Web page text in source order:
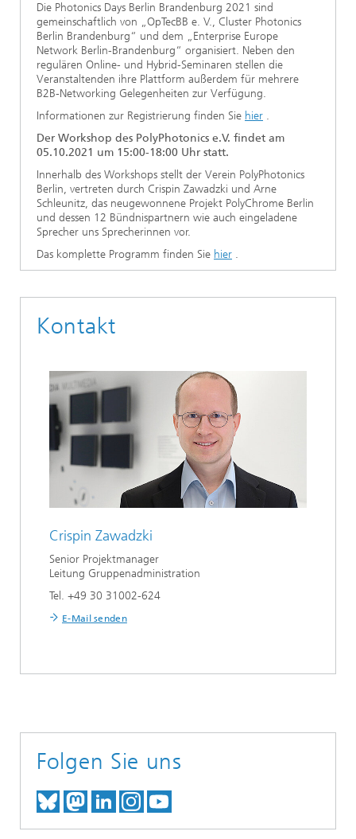
Die Photonics Days Berlin Brandenburg 2021 sind
gemeinschaftlich von „OpTecBB e. V., Cluster Photonics
Berlin Brandenburg“ und dem „Enterprise Europe
Network Berlin-Brandenburg“ organisiert. Neben den
regulären Online- und Hybrid-Seminaren stellen die
Veranstaltenden ihre Plattform außerdem für mehrere
B2B-Networking Gelegenheiten zur Verfügung.
Informationen zur Registrierung finden Sie hier .
Der Workshop des PolyPhotonics e.V. findet am
05.10.2021 um 15:00-18:00 Uhr statt.
Innerhalb des Workshops stellt der Verein PolyPhotonics
Berlin, vertreten durch Crispin Zawadzki und Arne
Schleunitz, das neugewonnene Projekt PolyChrome Berlin
und dessen 12 Bündnispartnern wie auch eingeladene
Sprecher uns Sprecherinnen vor.
Das komplette Programm finden Sie hier .
Kontakt
Crispin Zawadzki
Senior Projektmanager
Leitung Gruppenadministration
Tel. +49 30 31002-624
E-Mail senden
Folgen Sie uns
TREFFEN SIE UNS AUF BLUESKY
TREFFEN SIE UNS AUF
TREFFEN SIE UNS BEI
BESUCHEN SIE UNSER
UNSER VIDEO-